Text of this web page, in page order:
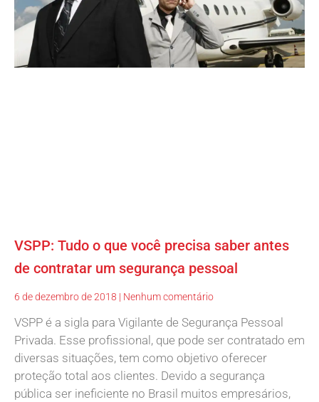
VSPP: Tudo o que você precisa saber antes
de contratar um segurança pessoal
6 de dezembro de 2018 Nenhum comentário
VSPP é a sigla para Vigilante de Segurança Pessoal
Privada. Esse profissional, que pode ser contratado em
diversas situações, tem como objetivo oferecer
proteção total aos clientes. Devido a segurança
pública ser ineficiente no Brasil muitos empresários,